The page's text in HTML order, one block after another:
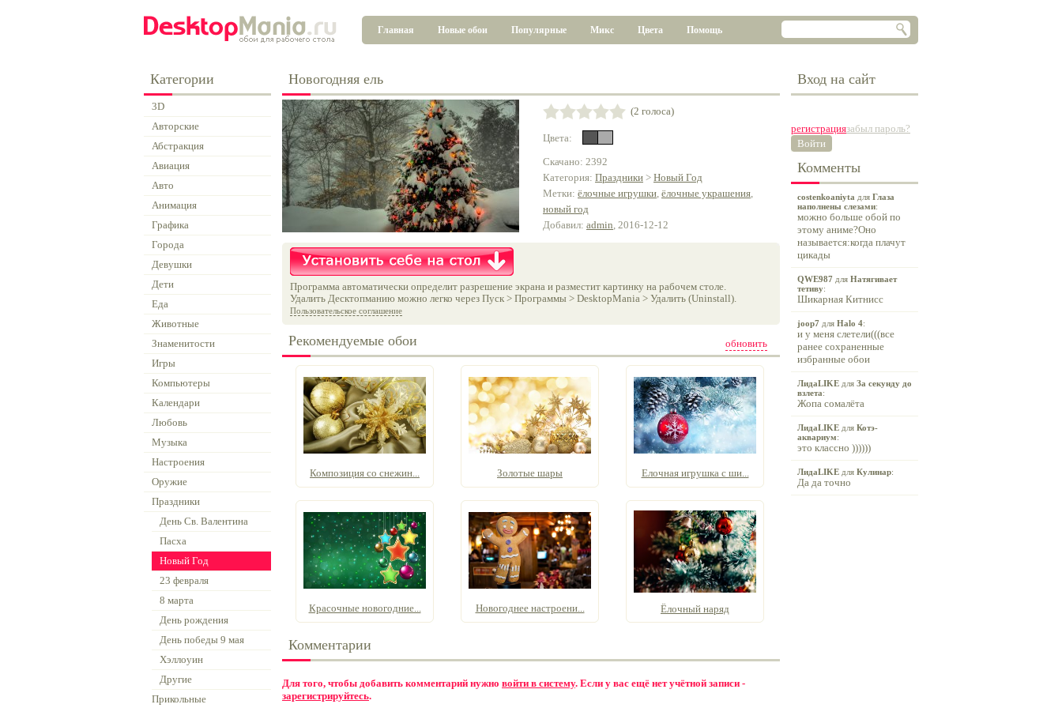
Главная Новые обои Популярные Микс Цвета Помощь
Категории
3D
Авторские
Абстракция
Авиация
Авто
Анимация
Графика
Города
Девушки
Дети
Еда
Животные
Знаменитости
Игры
Компьютеры
Календари
Любовь
Музыка
Настроения
Оружие
Праздники
День Св. Валентина
Пасха
Новый Год
23 февраля
8 марта
День рождения
День победы 9 мая
Хэллоуин
Другие
Прикольные
Новогодняя ель
(2 голоса)
Цвета:
Скачано: 2392
Категория: Праздники > Новый Год
Метки: ёлочные игрушки, ёлочные украшения,
новый год
Добавил: admin, 2016-12-12
Программа автоматически определит разрешение экрана и разместит картинку на рабочем столе.
Удалить Десктопманию можно легко через Пуск > Программы > DesktopMania > Удалить (Uninstall).
Пользовательское соглашение
обновить
Рекомендуемые обои
Композиция со снежин... Золотые шары Елочная игрушка с ши...
Красочные новогодние... Новогоднее настроени... Ёлочный наряд
Комментарии
Для того, чтобы добавить комментарий нужно войти в систему. Если у вас ещё нет учётной записи -
зарегистрируйтесь.
Вход на сайт
регистрациязабыл пароль?
Войти
Комменты
costenkoaniyta для Глаза
наполнены слезами:
можно больше обой по
этому аниме?Оно
называется:когда плачут
цикады
QWE987 для Натягивает
тетиву:
Шикарная Китнисс
joop7 для Halo 4:
и у меня слетели(((все
ранее сохраненные
избранные обои
ЛидаLIKE для За секунду до
взлета:
Жопа сомалёта
ЛидаLIKE для Котэ-
аквариум:
это классно ))))))
ЛидаLIKE для Кулинар:
Да да точно